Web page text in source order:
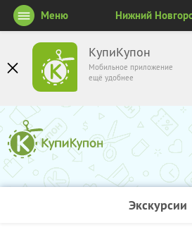
КупиКупон
Мобильное приложение
ещё удобнее
Меню Нижний
Экскурсии